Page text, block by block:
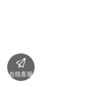

在线客服